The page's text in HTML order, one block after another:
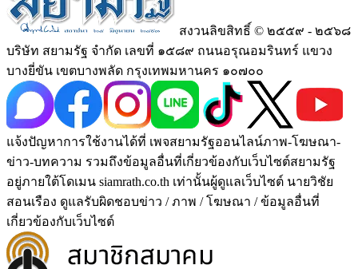
สงวนลิขสิทธิ์ © ๒๕๕๙ - ๒๕๖๘
บริษัท สยามรัฐ จำกัด เลขที่ ๑๕๘๙ ถนนอรุณอมรินทร์ แขวง
บางยี่ขัน เขตบางพลัด กรุงเทพมหานคร ๑๐๗๐๐
แจ้งปัญหาการใช้งานได้ที่ เพจสยามรัฐออนไลน์ภาพ-โฆษณา-
ข่าว-บทความ รวมถึงข้อมูลอื่นที่เกี่ยวข้องกับเว็บไซต์สยามรัฐ
อยู่ภายใต้โดเมน siamrath.co.th เท่านั้นผู้ดูแลเว็บไซต์ นายวิชัย
สอนเรือง ดูแลรับผิดชอบข่าว / ภาพ / โฆษณา / ข้อมูลอื่นที่
เกี่ยวข้องกับเว็บไซต์